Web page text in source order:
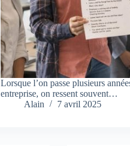
Lorsque l’on passe plusieurs
entreprise, on ressent souvent…
Alain
7 avril 2025